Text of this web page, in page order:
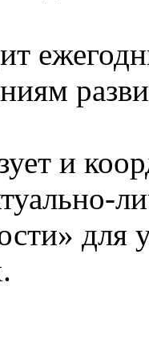
и
для